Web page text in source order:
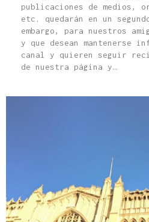
publicaciones de medios,
etc. quedarán en un
embargo, para nuestros
y que desean mantenerse
canal y quieren seguir
de nuestra página y…